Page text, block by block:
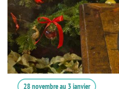
28 novembreau 3 janvier